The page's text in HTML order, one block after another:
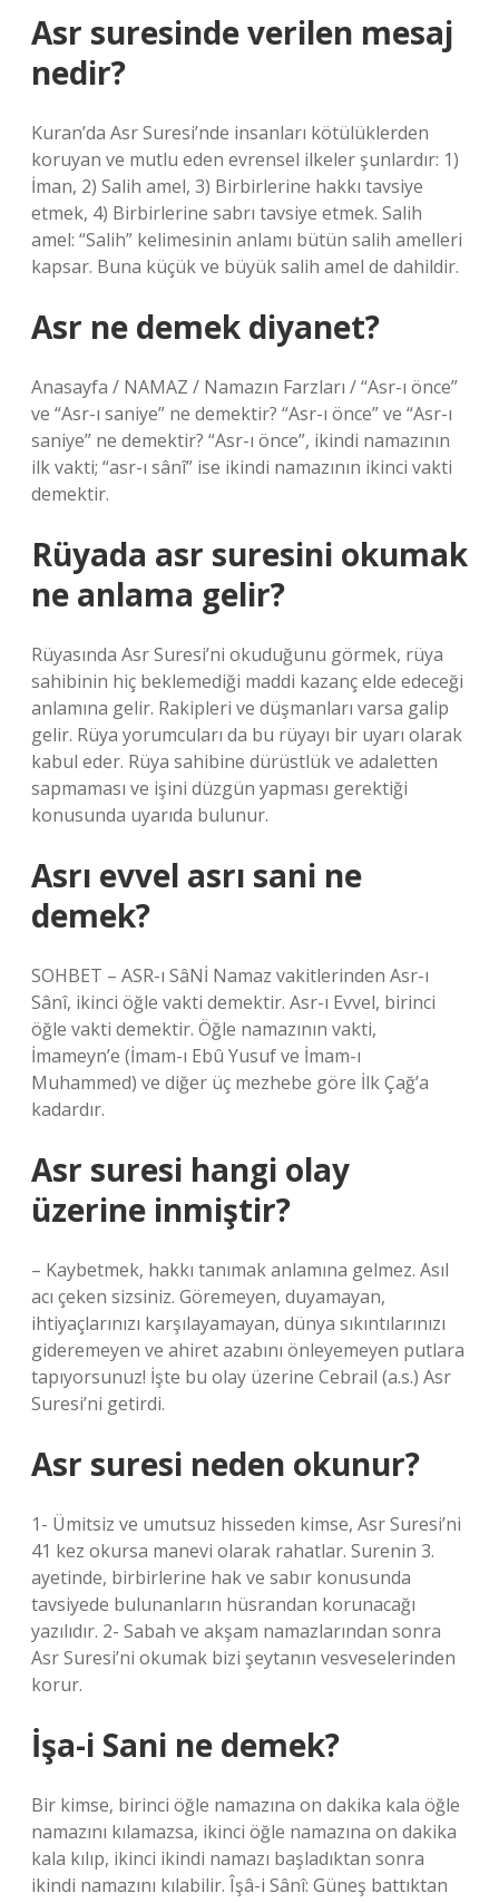
Asr suresinde verilen mesaj
nedir?
Kuran’da Asr Suresi’nde insanları kötülüklerden
koruyan ve mutlu eden evrensel ilkeler şunlardır: 1)
İman, 2) Salih amel, 3) Birbirlerine hakkı tavsiye
etmek, 4) Birbirlerine sabrı tavsiye etmek. Salih
amel: “Salih” kelimesinin anlamı bütün salih amelleri
kapsar. Buna küçük ve büyük salih amel de dahildir.
Asr ne demek diyanet?
Anasayfa / NAMAZ / Namazın Farzları / “Asr-ı önce”
ve “Asr-ı saniye” ne demektir? “Asr-ı önce” ve “Asr-ı
saniye” ne demektir? “Asr-ı önce”, ikindi namazının
ilk vakti; “asr-ı sânî” ise ikindi namazının ikinci vakti
demektir.
Rüyada asr suresini okumak
ne anlama gelir?
Rüyasında Asr Suresi’ni okuduğunu görmek, rüya
sahibinin hiç beklemediği maddi kazanç elde edeceği
anlamına gelir. Rakipleri ve düşmanları varsa galip
gelir. Rüya yorumcuları da bu rüyayı bir uyarı olarak
kabul eder. Rüya sahibine dürüstlük ve adaletten
sapmaması ve işini düzgün yapması gerektiği
konusunda uyarıda bulunur.
Asrı evvel asrı sani ne
demek?
SOHBET – ASR-ı SâNİ Namaz vakitlerinden Asr-ı
Sânî, ikinci öğle vakti demektir. Asr-ı Evvel, birinci
öğle vakti demektir. Öğle namazının vakti,
İmameyn’e (İmam-ı Ebû Yusuf ve İmam-ı
Muhammed) ve diğer üç mezhebe göre İlk Çağ’a
kadardır.
Asr suresi hangi olay
üzerine inmiştir?
– Kaybetmek, hakkı tanımak anlamına gelmez. Asıl
acı çeken sizsiniz. Göremeyen, duyamayan,
ihtiyaçlarınızı karşılayamayan, dünya sıkıntılarınızı
gideremeyen ve ahiret azabını önleyemeyen putlara
tapıyorsunuz! İşte bu olay üzerine Cebrail (a.s.) Asr
Suresi’ni getirdi.
Asr suresi neden okunur?
1- Ümitsiz ve umutsuz hisseden kimse, Asr Suresi’ni
41 kez okursa manevi olarak rahatlar. Surenin 3.
ayetinde, birbirlerine hak ve sabır konusunda
tavsiyede bulunanların hüsrandan korunacağı
yazılıdır. 2- Sabah ve akşam namazlarından sonra
Asr Suresi’ni okumak bizi şeytanın vesveselerinden
korur.
İşa-i Sani ne demek?
Bir kimse, birinci öğle namazına on dakika kala öğle
namazını kılamazsa, ikinci öğle namazına on dakika
kala kılıp, ikinci ikindi namazı başladıktan sonra
ikindi namazını kılabilir. Îşâ-i Sânî: Güneş battıktan